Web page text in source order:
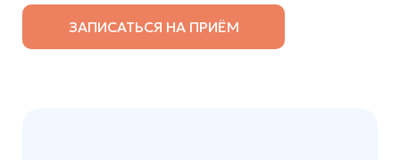
ЗАПИСАТЬСЯ НА ПРИЁМ